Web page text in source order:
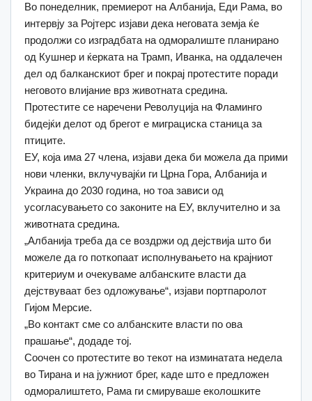
Во понеделник, премиерот на Албанија, Еди Рама, во
интервју за Ројтерс изјави дека неговата земја ќе
продолжи со изградбата на одморалиште планирано
од Кушнер и ќерката на Трамп, Иванка, на оддалечен
дел од балканскиот брег и покрај протестите поради
неговото влијание врз животната средина.
Протестите се наречени Револуција на Фламинго
бидејќи делот од брегот е миграциска станица за
птиците.
ЕУ, која има 27 члена, изјави дека би можела да прими
нови членки, вклучувајќи ги Црна Гора, Албанија и
Украина до 2030 година, но тоа зависи од
усогласувањето со законите на ЕУ, вклучително и за
животната средина.
„Албанија треба да се воздржи од дејствија што би
можеле да го поткопаат исполнувањето на крајниот
критериум и очекуваме албанските власти да
дејствуваат без одложување“, изјави портпаролот
Гијом Мерсие.
„Во контакт сме со албанските власти по ова
прашање“, додаде тој.
Соочен со протестите во текот на изминатата недела
во Тирана и на јужниот брег, каде што е предложен
одморалиштето, Рама ги смируваше еколошките